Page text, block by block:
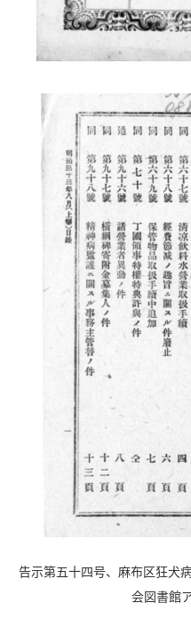
告示第五十四号、麻布区狂犬
会図書館